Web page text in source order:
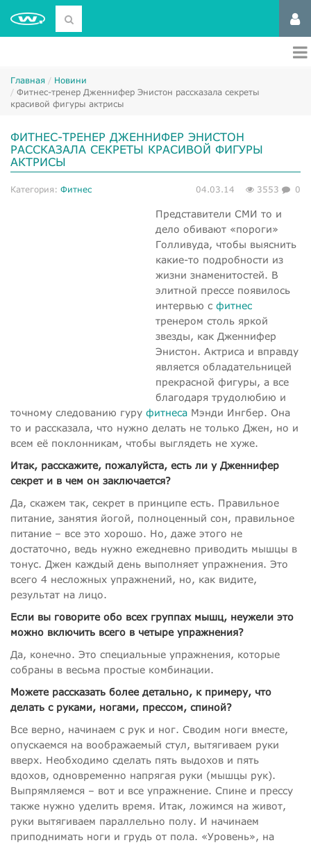
Главная
Новини
Фитнес-тренер Дженнифер Энистон рассказала секреты
красивой фигуры актрисы
ФИТНЕС-ТРЕНЕР ДЖЕННИФЕР ЭНИСТОН
РАССКАЗАЛА СЕКРЕТЫ КРАСИВОЙ ФИГУРЫ
АКТРИСЫ
Категория: Фитнес 04.03.14 3553 0
Представители СМИ то и
дело обивают «пороги»
Голливуда, чтобы выяснить
какие-то подробности из
жизни знаменитостей. В
элитной прессе появилось
интервью сфитнес
тренером столь яркой
звезды, как Дженнифер
Энистон. Актриса и вправду
является обладательницей
прекрасной фигуры, а все
благодаря трудолюбию и
точному следованию гуру фитнеса Мэнди Ингбер. Она
то и рассказала, что нужно делать не только Джен, но и
всем её поклонникам, чтобы выглядеть не хуже.
Итак, расскажите, пожалуйста, есть ли у Дженнифер
секрет и в чем он заключается?
Да, скажем так, секрет в принципе есть. Правильное
питание, занятия йогой, полноценный сон, правильное
питание – все это хорошо. Но, даже этого не
достаточно, ведь нужно ежедневно приводить мышцы в
тонус. Джен каждый день выполняет упражнения. Это
всего 4 несложных упражнений, но, как видите,
результат на лицо.
Если вы говорите обо всех группах мышц, неужели это
можно включить всего в четыре упражнения?
Да, конечно. Это специальные упражнения, которые
собраны в весьма простые комбинации.
Можете рассказать более детально, к примеру, что
делать с руками, ногами, прессом, спиной?
Все верно, начинаем с рук и ног. Сводим ноги вместе,
опускаемся на воображаемый стул, вытягиваем руки
вверх. Необходимо сделать пять выдохов и пять
вдохов, одновременно напрягая руки (мышцы рук).
Выпрямляемся – вот и все упражнение. Спине и прессу
также нужно уделить время. Итак, ложимся на живот,
руки вытягиваем параллельно полу. И начинаем
приподнимать ноги и грудь от пола. «Уровень», на